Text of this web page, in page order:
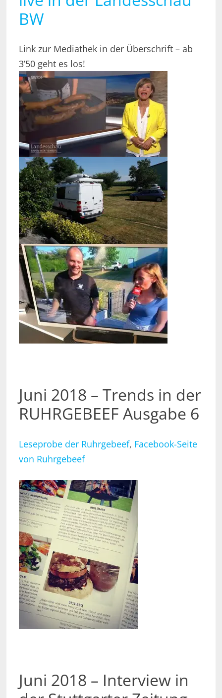
BW
Link zur Mediathek in der Überschrift – ab
3’50 geht es los!
Juni 2018 – Trends in der
RUHRGEBEEF Ausgabe 6
Leseprobe der Ruhrgebeef, Facebook-Seite
von Ruhrgebeef
Juni 2018 – Interview in